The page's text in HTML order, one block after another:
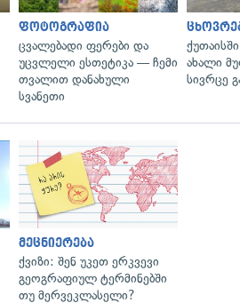
ფოტოგრაფია
ცვალებადი ფერები და
უცვლელი ესთეტიკა — ჩემი
თვალით დანახული
სვანეთი
ახალი
სივრცე
მეცნიერება
ქვიზი: შენ უკეთ ერკვევი
გეოგრაფიულ ტერმინებში
თუ მერვეკლასელი?